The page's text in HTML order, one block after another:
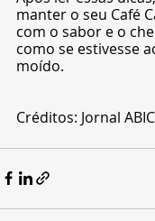
manter o seu Café
com o sabor e o
como se estivesse
moído.
Créditos: Jornal ABIC